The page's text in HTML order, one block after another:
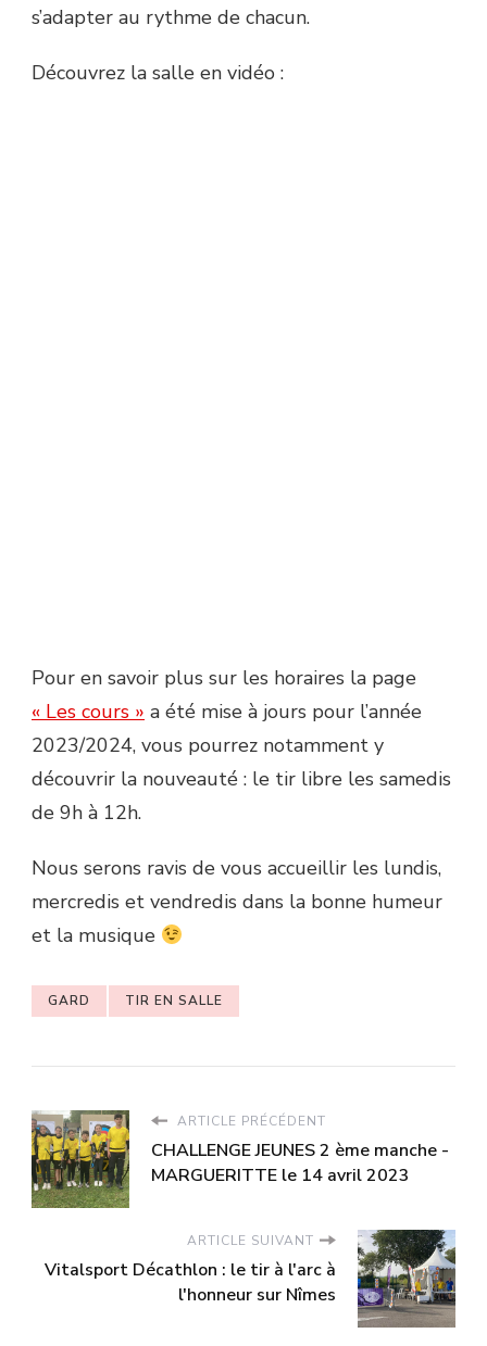
s’adapter au rythme de chacun.
Découvrez la salle en vidéo :
Pour en savoir plus sur les horaires la page
« Les cours » a été mise à jours pour l’année
2023/2024, vous pourrez notamment y
découvrir la nouveauté : le tir libre les samedis
de 9h à 12h.
Nous serons ravis de vous accueillir les lundis,
mercredis et vendredis dans la bonne humeur
et la musique
GARD TIR EN SALLE
ARTICLE PRÉCÉDENT
CHALLENGE JEUNES 2 ème manche -
MARGUERITTE le 14 avril 2023
ARTICLE SUIVANT
Vitalsport Décathlon : le tir à l'arc à
l'honneur sur Nîmes